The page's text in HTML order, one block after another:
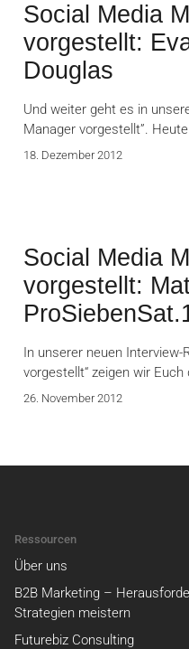
Social Media
vorgestellt:
Douglas
Und weiter geht es in
Manager vorgestellt”.
18. Dezember 2012
Social Media
vorgestellt:
In unserer neuen Interview-
vorgestellt“ zeigen wir
26. November 2012
Ressourcen
Über uns
B2B Marketing –
Strategien meistern
Futurebiz Consulting